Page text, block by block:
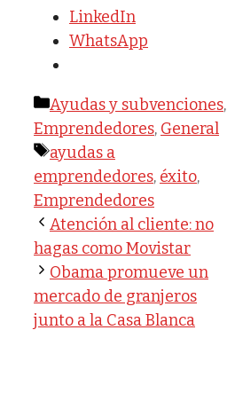
LinkedIn
WhatsApp
Categorías
Ayudas y subvenciones,
Emprendedores, General
Etiquetas
ayudas a
emprendedores, éxito,
Emprendedores
Atención al cliente: no
hagas como Movistar
Obama promueve un
mercado de granjeros
junto a la Casa Blanca